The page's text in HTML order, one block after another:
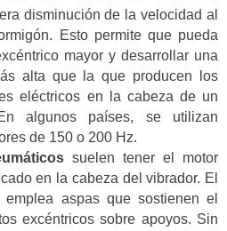
disminución de la velocidad al
Esto permite que pueda
mayor y desarrollar una
alta que la que producen los
eléctricos en la cabeza de un
algunos países, se utilizan
de 150 o 200 Hz.
suelen tener el motor
en la cabeza del vibrador. El
aspas que sostienen el
excéntricos sobre apoyos. Sin